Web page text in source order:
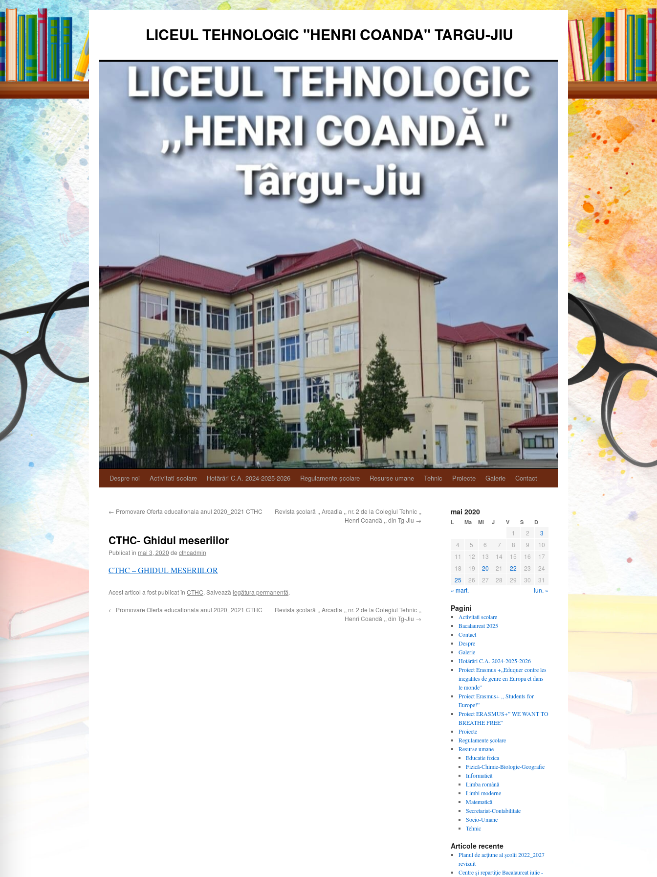
LICEUL TEHNOLOGIC "HENRI COANDA" TARGU-JIU
Despre noi Activitati scolare Hotărâri C.A. 2024-2025-2026 Regulamente școlare Resurse umane Tehnic Proiecte Galerie Contact
← Promovare Oferta educationala anul 2020_2021 CTHC
Revista școlară ,, Arcadia ,, nr. 2 de la Colegiul Tehnic ,,
Henri Coandă ,, din Tg-Jiu →
CTHC- Ghidul meseriilor
Publicat în mai 3, 2020 de cthcadmin
CTHC – GHIDUL MESERIILOR
Acest articol a fost publicat în CTHC. Salvează legătura permanentă.
← Promovare Oferta educationala anul 2020_2021 CTHC
Revista școlară ,, Arcadia ,, nr. 2 de la Colegiul Tehnic ,,
Henri Coandă ,, din Tg-Jiu →
mai 2020
L Ma Mi J V S D
1 2
3
4
5 6 7 8 9
10
11
12 13 14 15 16
17
18
19 20 21 22 23
24
25
26 27 28 29 30
31
« mart.
iun. »
Pagini
Activitati scolare
Bacalaureat 2025
Contact
Despre
Galerie
Hotărâri C.A. 2024-2025-2026
Proiect Erasmus +„Eduquer contre les
inegalites de genre en Europa et dans
le monde”
Proiect Erasmus+ ,, Students for
Europe!”
Proiect ERASMUS+” WE WANT TO
BREATHE FREE”
Proiecte
Regulamente școlare
Resurse umane
Educatie fizica
Fizică-Chimie-Biologie-Geografie
Informatică
Limba română
Limbi moderne
Matematică
Secretariat-Contabilitate
Socio-Umane
Tehnic
Articole recente
Planul de acțiune al școlii 2022_2027
revizuit
Centre și repartiție Bacalaureat iulie -